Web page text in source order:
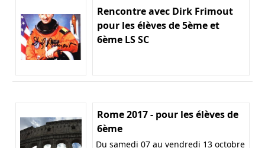
Rencontre avec Dirk Frimout
pour les élèves de 5ème et
6ème LS SC
Rome 2017 - pour les élèves de
6ème
Du samedi 07 au vendredi 13 octobre